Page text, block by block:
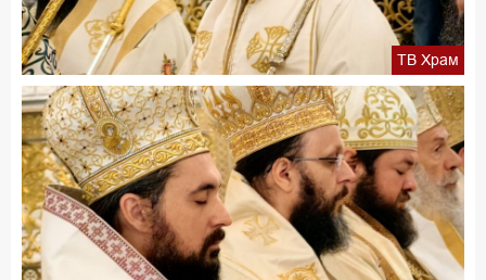
ТВ Храм